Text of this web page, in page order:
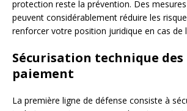
protection reste la prévention. Des
peuvent considérablement réduire les
renforcer votre position juridique en cas de
Sécurisation technique des
paiement
La première ligne de défense consiste à